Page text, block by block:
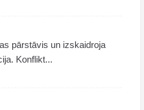
pārstāvis un izskaidroja
Konflikt...